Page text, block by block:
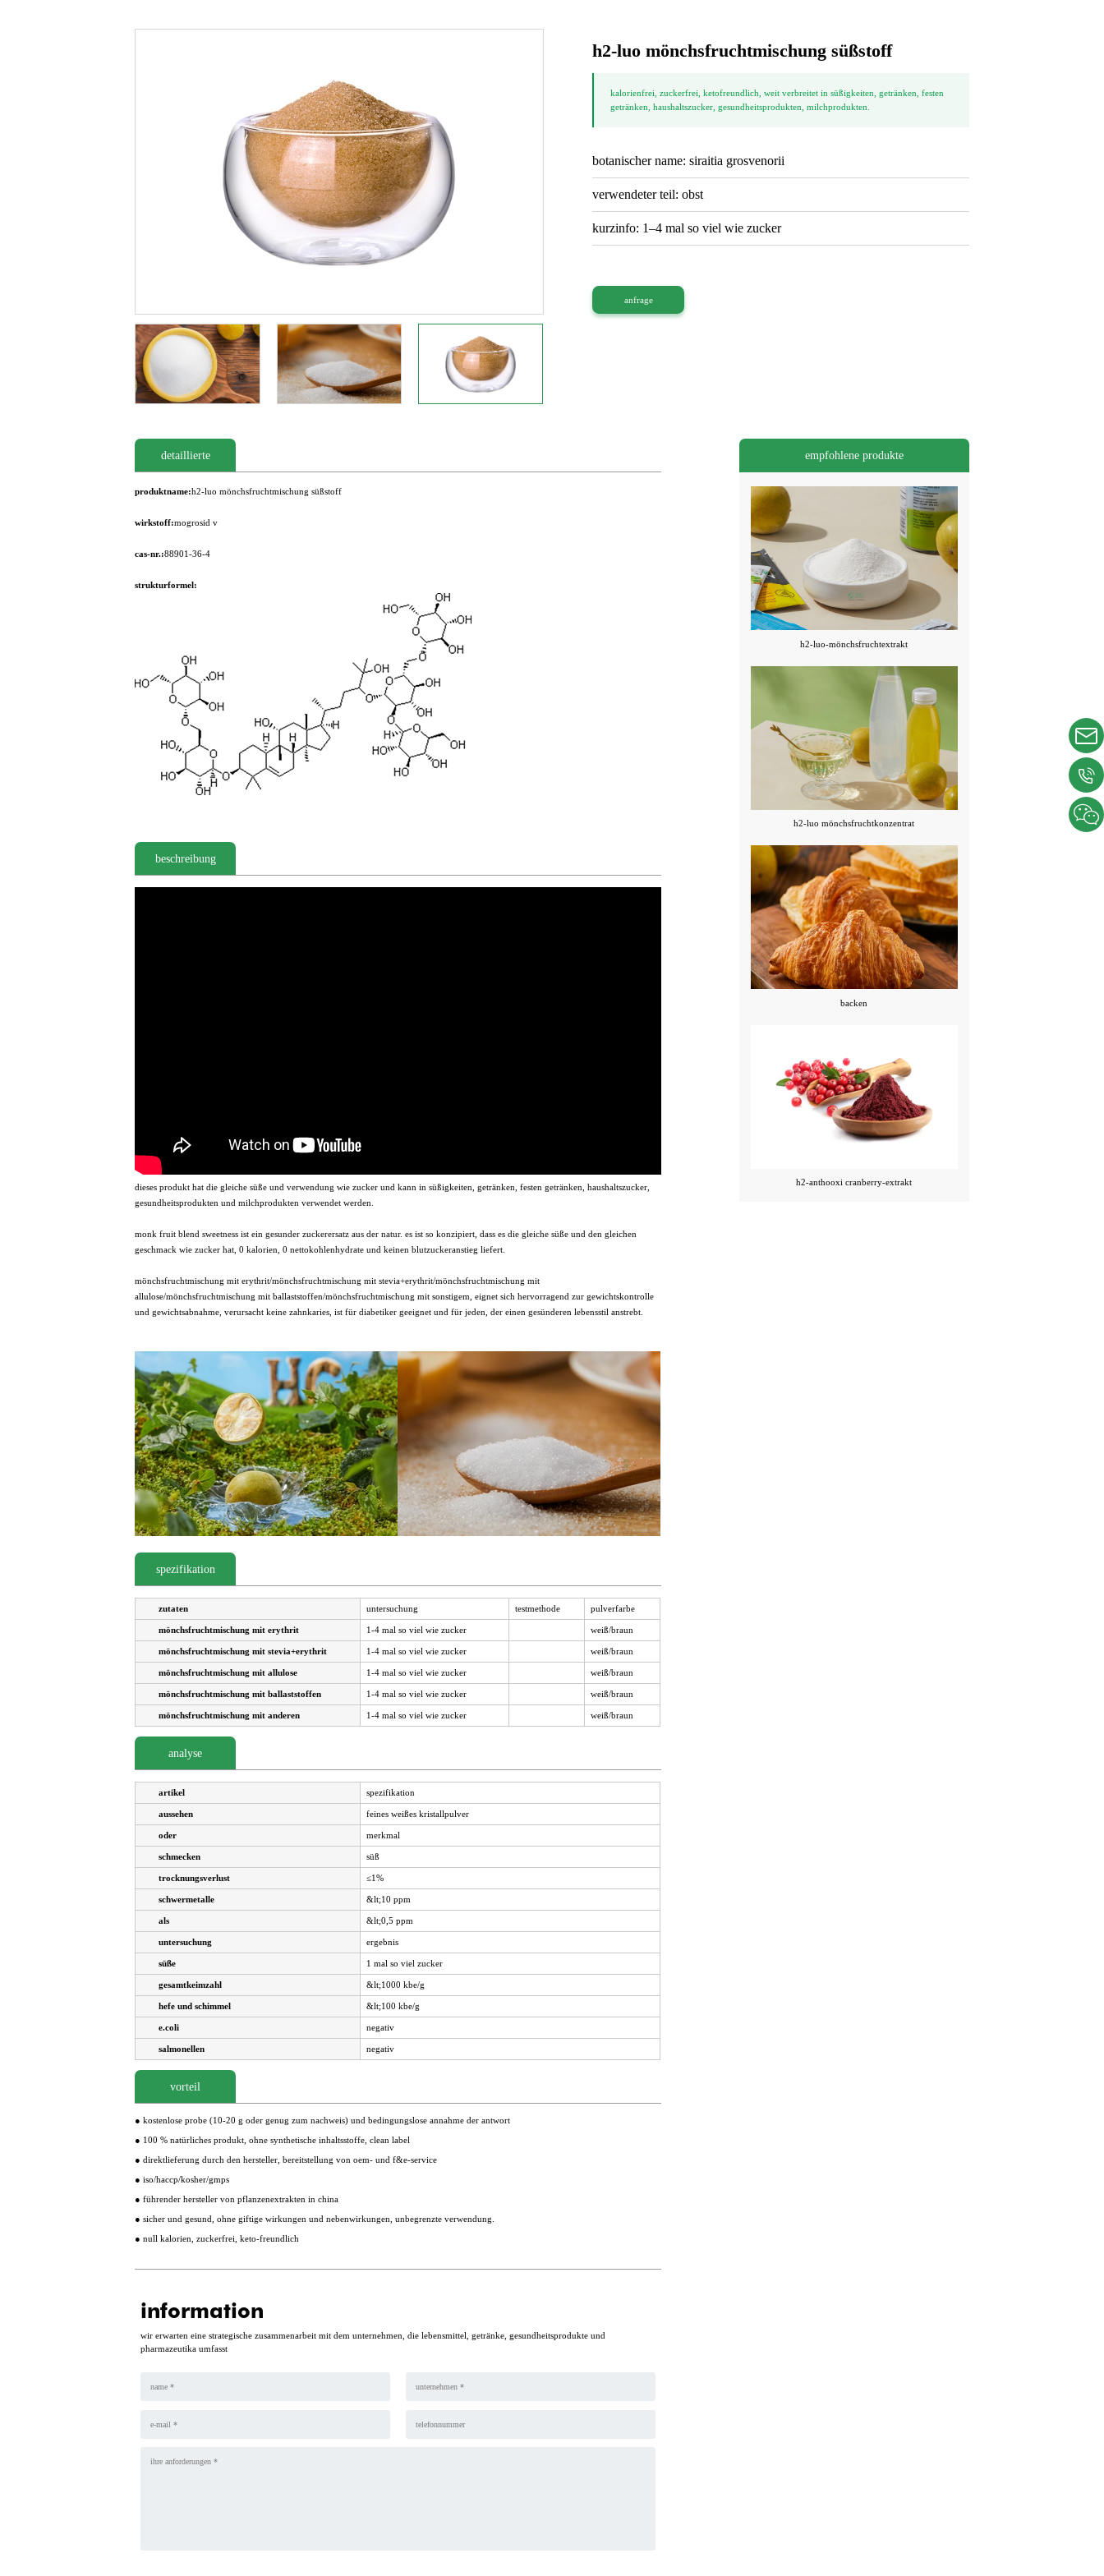
h2-luo mönchsfruchtmischung süßstoff
kalorienfrei, zuckerfrei, ketofreundlich, weit verbreitet in süßigkeiten, getränken, festen
getränken, haushaltszucker, gesundheitsprodukten, milchprodukten.
botanischer name: siraitia grosvenorii
verwendeter teil: obst
kurzinfo: 1–4 mal so viel wie zucker
anfrage
detaillierte
produktname:h2-luo mönchsfruchtmischung süßstoff
wirkstoff:mogrosid v
cas-nr.:88901-36-4
strukturformel:
beschreibung
dieses produkt hat die gleiche süße und verwendung wie zucker und kann in süßigkeiten, getränken, festen getränken, haushaltszucker,
gesundheitsprodukten und milchprodukten verwendet werden.
monk fruit blend sweetness ist ein gesunder zuckerersatz aus der natur. es ist so konzipiert, dass es die gleiche süße und den gleichen
geschmack wie zucker hat, 0 kalorien, 0 nettokohlenhydrate und keinen blutzuckeranstieg liefert.
mönchsfruchtmischung mit erythrit/mönchsfruchtmischung mit stevia+erythrit/mönchsfruchtmischung mit
allulose/mönchsfruchtmischung mit ballaststoffen/mönchsfruchtmischung mit sonstigem, eignet sich hervorragend zur gewichtskontrolle
und gewichtsabnahme, verursacht keine zahnkaries, ist für diabetiker geeignet und für jeden, der einen gesünderen lebensstil anstrebt.
spezifikation
zutaten untersuchung testmethode pulverfarbe
mönchsfruchtmischung mit erythrit 1-4 mal so viel wie zucker weiß/braun
mönchsfruchtmischung mit stevia+erythrit 1-4 mal so viel wie zucker weiß/braun
mönchsfruchtmischung mit allulose 1-4 mal so viel wie zucker weiß/braun
mönchsfruchtmischung mit ballaststoffen 1-4 mal so viel wie zucker weiß/braun
mönchsfruchtmischung mit anderen 1-4 mal so viel wie zucker weiß/braun
analyse
artikel spezifikation
aussehen feines weißes kristallpulver
oder merkmal
schmecken süß
trocknungsverlust ≤1%
schwermetalle &lt;10 ppm
als &lt;0,5 ppm
untersuchung ergebnis
süße 1 mal so viel zucker
gesamtkeimzahl &lt;1000 kbe/g
hefe und schimmel &lt;100 kbe/g
e.coli negativ
salmonellen negativ
vorteil
● kostenlose probe (10-20 g oder genug zum nachweis) und bedingungslose annahme der antwort
● 100 % natürliches produkt, ohne synthetische inhaltsstoffe, clean label
● direktlieferung durch den hersteller, bereitstellung von oem- und f&e-service
● iso/haccp/kosher/gmps
● führender hersteller von pflanzenextrakten in china
● sicher und gesund, ohne giftige wirkungen und nebenwirkungen, unbegrenzte verwendung.
● null kalorien, zuckerfrei, keto-freundlich
information
wir erwarten eine strategische zusammenarbeit mit dem unternehmen, die lebensmittel, getränke, gesundheitsprodukte und
pharmazeutika umfasst
empfohlene produkte
h2-luo-mönchsfruchtextrakt
h2-luo mönchsfruchtkonzentrat
backen
h2-anthooxi cranberry-extrakt